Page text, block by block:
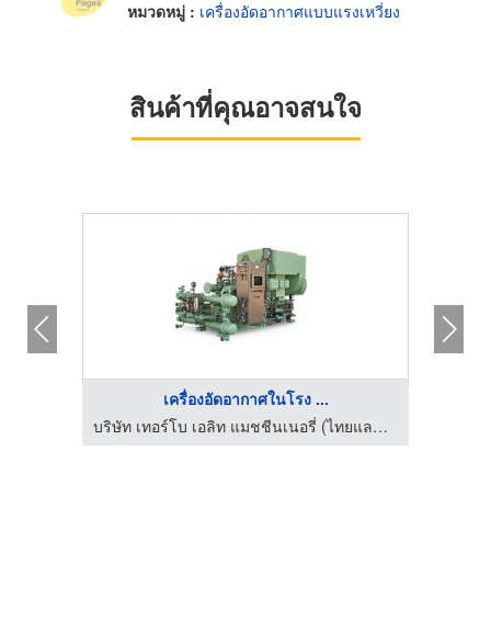
หมวดหมู่ : เครื่องอัดอากาศแบบแรงเหวี่ยง
สินค้าที่คุณอาจสนใจ
เครื่องอัดอากาศในโรง ...
บริษัท เทอร์โบ เอลิท แมชชีนเนอรี่ (ไทยแลนด์) จำกัด